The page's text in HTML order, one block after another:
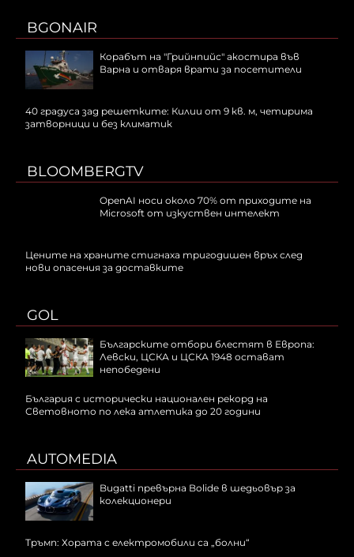
BGONAIR
Корабът на "Грийнпийс" акостира във
Варна и отваря врати за посетители
40 градуса зад решетките: Килии от 9 кв. м, четирима
затворници и без климатик
BLOOMBERGTV
OpenAI носи около 70% от приходите на
Microsoft от изкуствен интелект
Цените на храните стигнаха тригодишен връх след
нови опасения за доставките
GOL
Българските отбори блестят в Европа:
Левски, ЦСКА и ЦСКА 1948 остават
непобедени
България с исторически национален рекорд на
Световното по лека атлетика до 20 години
AUTOMEDIA
Bugatti превърна Bolide в шедьовър за
колекционери
Тръмп: Хората с електромобили са „болни“